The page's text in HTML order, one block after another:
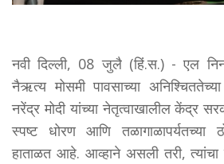
नवी दिल्ली, 08 जुलै (हिं.स.) - एल
नैऋत्य मोसमी पावसाच्या अनिश्चिततेच्या
नरेंद्र मोदी यांच्या नेतृत्वाखालील केंद्र
स्पष्ट धोरण आणि तळागाळापर्यतच्या
हाताळत आहे. आव्हाने असली तरी, त्यांचा